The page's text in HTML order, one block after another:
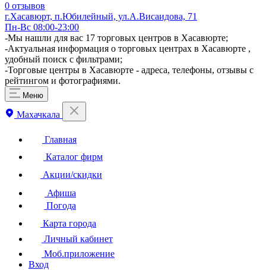
0 отзывов
г.Хасавюрт, п.Юбилейный, ул.А.Висаидова, 71
Пн-Вс 08:00-23:00
​-Мы нашли для вас 17 торговых центров в Хасавюрте;
-Актуальная информация о торговых центрах в Хасавюрте ,
удобный поиск с фильтрами;
-Торговые центры в Хасавюрте - адреса, телефоны, отзывы с
рейтингом и фотографиями.
Меню
Махачкала
Главная
Каталог фирм
Акции/скидки
Афиша
Погода
Карта города
Личный кабинет
Моб.приложение
Вход